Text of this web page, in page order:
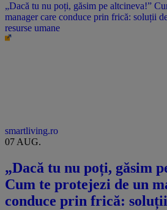
„Dacă tu nu poți, găsim pe altcineva!”
manager care conduce prin frică: soluții
resurse umane
smartliving.ro
07 AUG.
„Dacă tu nu poți, găsim
Cum te protejezi de un
conduce prin frică: